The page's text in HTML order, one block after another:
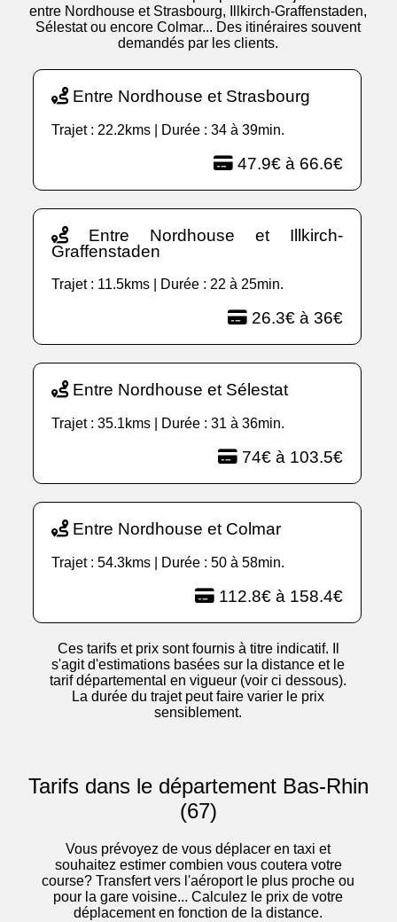
entre Nordhouse et Strasbourg, Illkirch-Graffenstaden,
Sélestat ou encore Colmar... Des itinéraires souvent
demandés par les clients.
Entre Nordhouse et Strasbourg
Trajet : 22.2kms | Durée : 34 à 39min.
47.9€ à 66.6€
Entre Nordhouse et Illkirch-
Graffenstaden
Trajet : 11.5kms | Durée : 22 à 25min.
26.3€ à 36€
Entre Nordhouse et Sélestat
Trajet : 35.1kms | Durée : 31 à 36min.
74€ à 103.5€
Entre Nordhouse et Colmar
Trajet : 54.3kms | Durée : 50 à 58min.
112.8€ à 158.4€
Ces tarifs et prix sont fournis à titre indicatif. Il
s'agit d'estimations basées sur la distance et le
tarif départemental en vigueur (voir ci dessous).
La durée du trajet peut faire varier le prix
sensiblement.
Tarifs dans le département Bas-Rhin
(67)
Vous prévoyez de vous déplacer en taxi et
souhaitez estimer combien vous coutera votre
course? Transfert vers l'aéroport le plus proche ou
pour la gare voisine... Calculez le prix de votre
déplacement en fonction de la distance.